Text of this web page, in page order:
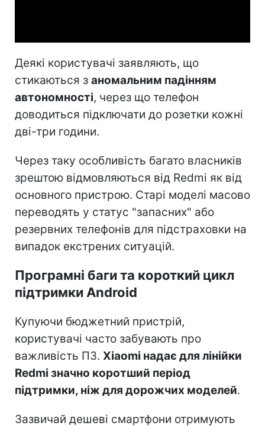
Деякі користувачі заявляють, що
стикаються з аномальним падінням
автономності, через що телефон
доводиться підключати до розетки кожні
дві-три години.
Через таку особливість багато власників
зрештою відмовляються від Redmi як від
основного пристрою. Старі моделі масово
переводять у статус "запасних" або
резервних телефонів для підстраховки на
випадок екстрених ситуацій.
Програмні баги та короткий цикл
підтримки Android
Купуючи бюджетний пристрій,
користувачі часто забувають про
важливість ПЗ. Xiaomi надає для лінійки
Redmi значно коротший період
підтримки, ніж для дорожчих моделей.
Зазвичай дешеві смартфони отримують